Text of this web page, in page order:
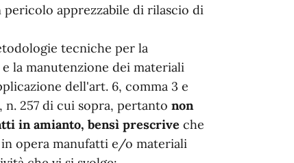
pericolo apprezzabile di rilascio di
tecniche per la
la manutenzione dei materiali
dell'art. 6, comma 3 e
n. 257 di cui sopra, pertanto non
in amianto, bensì prescrive che
opera manufatti e/o materiali